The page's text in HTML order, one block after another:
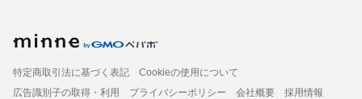
特定商取引法に基づく表記
Cookieの使用について
広告識別子の取得・利用
プライバシーポリシー 会社概要
採用情報